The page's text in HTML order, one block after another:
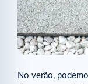
No verão,